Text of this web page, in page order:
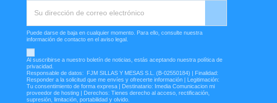
Puede darse de baja en cualquier momento. Para ello, consulte nuestra
información de contacto en el aviso legal.
Al suscribirse a nuestro boletín de noticias, estás aceptando nuestra política de
privacidad.
Responsable de datos: FJM SILLAS Y MESAS S.L. (B-02550184) | Finalidad:
Responder a la solicitud que me envíes y ofrecerte información | Legitimación:
Tu consentimiento de forma expresa | Destinatario: Imedia Comunicacion mi
proveedor de hosting | Derechos: Tienes derecho al acceso, rectificación,
supresión, limitación, portabilidad y olvido.